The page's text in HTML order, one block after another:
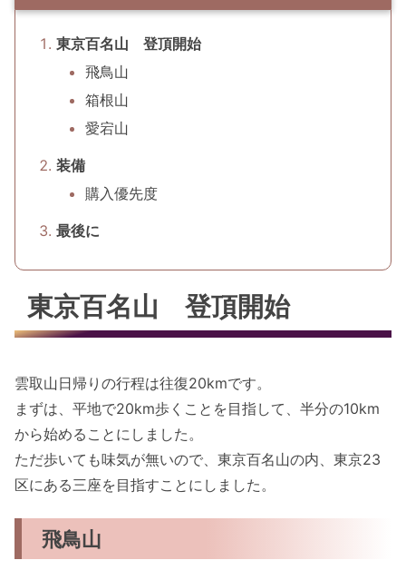
東京百名山 登頂開始
飛鳥山
箱根山
愛宕山
装備
購入優先度
最後に
東京百名山 登頂開始
雲取山日帰りの行程は往復20kmです。
まずは、平地で20km歩くことを目指して、半分の10km
から始めることにしました。
ただ歩いても味気が無いので、東京百名山の内、東京23
区にある三座を目指すことにしました。
飛鳥山